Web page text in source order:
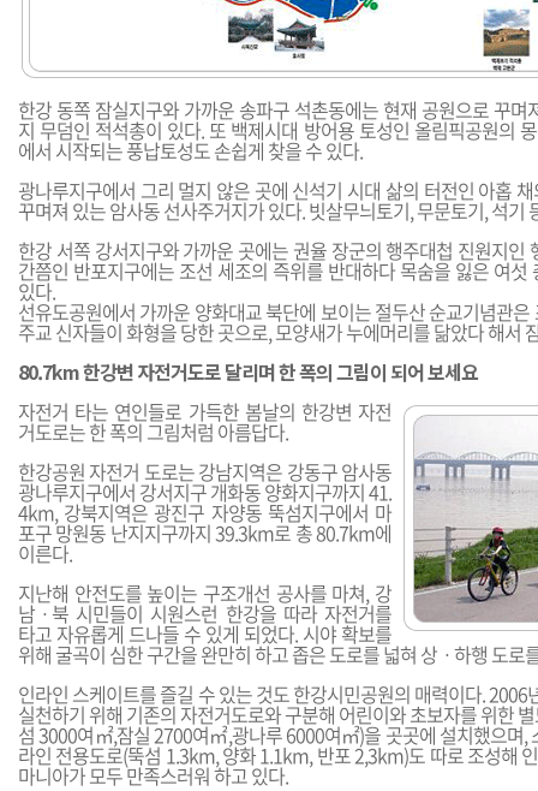
한강 동쪽 잠실지구와 가까운 송파구 석촌동에는 현재 공원으로 꾸며
지 무덤인 적석총이 있다. 또 백제시대 방어용 토성인 올림픽공원의
에서 시작되는 풍납토성도 손쉽게 찾을 수 있다.
광나루지구에서 그리 멀지 않은 곳에 신석기 시대 삶의 터전인 아홉
꾸며져 있는 암사동 선사주거지가 있다. 빗살무늬토기, 무문토기, 석기
한강 서쪽 강서지구와 가까운 곳에는 권율 장군의 행주대첩 진원지인
간쯤인 반포지구에는 조선 세조의 즉위를 반대하다 목숨을 잃은 여섯
있다.
선유도공원에서 가까운 양화대교 북단에 보이는 절두산 순교기념관
주교 신자들이 화형을 당한 곳으로, 모양새가 누에머리를 닮았다 해서
80.7km 한강변 자전거도로 달리며 한 폭의 그림이 되어 보세요
자전거 타는 연인들로 가득한 봄날의 한강변 자전
거도로는 한 폭의 그림처럼 아름답다.
한강공원 자전거 도로는 강남지역은 강동구 암사동
광나루지구에서 강서지구 개화동 양화지구까지 41.
4km, 강북지역은 광진구 자양동 뚝섬지구에서 마
포구 망원동 난지지구까지 39.3km로 총 80.7km에
이른다.
지난해 안전도를 높이는 구조개선 공사를 마쳐, 강
남ㆍ북 시민들이 시원스런 한강을 따라 자전거를
타고 자유롭게 드나들 수 있게 되었다. 시야 확보를
위해 굴곡이 심한 구간을 완만히 하고 좁은 도로를 넓혀 상ㆍ하행 도로
인라인 스케이트를 즐길 수 있는 것도 한강시민공원의 매력이다. 2006
실천하기 위해 기존의 자전거도로와 구분해 어린이와 초보자를 위한
섬 3000여㎡,잠실 2700여㎡,광나루 6000여㎡)을 곳곳에 설치했으며,
라인 전용도로(뚝섬 1.3km, 양화 1.1km, 반포 2,3km)도 따로 조성해
마니아가 모두 만족스러워 하고 있다.